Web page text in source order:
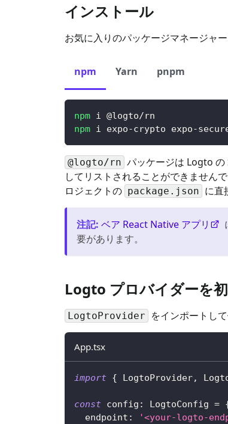
インストール
お気に入りのパッケージマネージャ
npm Yarn pnpm
npm i @logto/rn
npm i expo-crypto expo-
@logto/rn パッケージは Logto の
してリストされることができません
ロジェクトの package.json に直
注記: ベア React Native アプリ
要があります。
Logto プロバイダーを
LogtoProvider をインポートし
App.tsx
import { LogtoProvider,
const config : LogtoConfig =
  endpoint
: '<your-logto-